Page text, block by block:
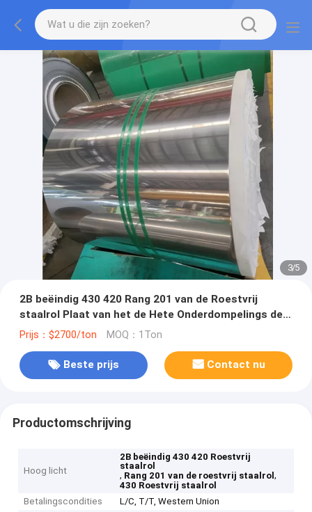
3/5
2B beëindig 430 420 Rang 201 van de Roestvrij
staalrol Plaat van het de Hete Onderdompelings de
Gegalvaniseerde Staal van 304 316l
Prijs：$2700/ton MOQ：1Ton
Beste prijs Contact nu
Productomschrijving
Hoog licht
2B beëindig 430 420 Roestvrij
staalrol
, Rang 201 van de roestvrij staalrol,
430 Roestvrij staalrol
Betalingscondities
L/C, T/T, Western Union